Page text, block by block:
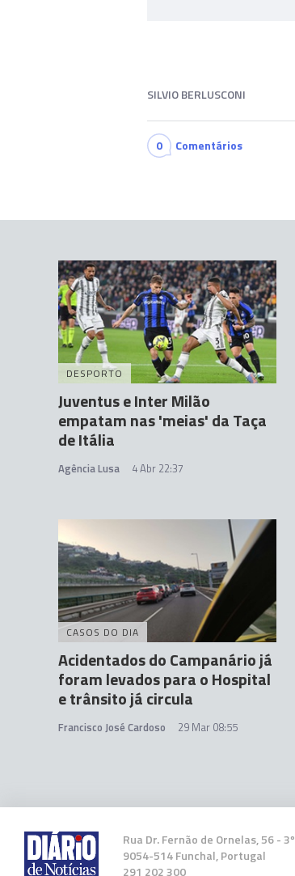
SILVIO BERLUSCONI
0 Comentários
DESPORTO
Juventus e Inter Milão
empatam nas 'meias' da Taça
de Itália
Agência Lusa 4 Abr 22:37
CASOS DO DIA
Acidentados do Campanário já
foram levados para o Hospital
e trânsito já circula
Francisco José Cardoso 29 Mar 08:55
Rua Dr. Fernão de Ornelas, 56 - 3º
9054-514 Funchal, Portugal
291 202 300